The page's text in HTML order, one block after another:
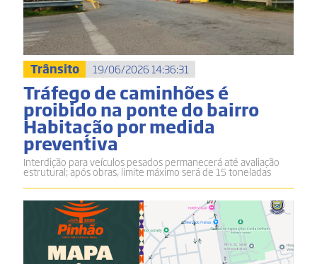
Trânsito 19/06/2026 14:36:31
Tráfego de caminhões é
proibido na ponte do bairro
Habitação por medida
preventiva
Interdição para veículos pesados permanecerá até avaliação
estrutural; após obras, limite máximo será de 15 toneladas